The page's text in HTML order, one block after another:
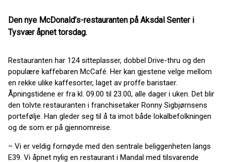
Den nye McDonald’s-restauranten på Aksdal Senter i
Tysvær åpnet torsdag.
Restauranten har 124 sitteplasser, dobbel Drive-thru og den
populære kaffebaren McCafé. Her kan gjestene velge mellom
en rekke ulike kaffesorter, laget av proffe baristaer.
Åpningstidene er fra kl. 09.00 til 23.00, alle dager i uken. Det blir
den tolvte restauranten i franchisetaker Ronny Sigbjørnsens
portefølje. Han gleder seg til å ta imot både lokalbefolkningen
og de som er på gjennomreise.
– Vi er veldig fornøyde med den sentrale beliggenheten langs
E39. Vi åpnet nylig en restaurant i Mandal med tilsvarende